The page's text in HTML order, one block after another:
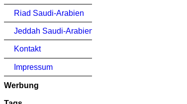
Riad Saudi-Arabien
Jeddah Saudi-Arabien
Kontakt
Impressum
Werbung